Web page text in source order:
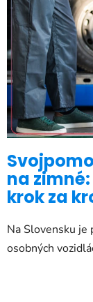
na
krok za
Na Slovensku je
osobných